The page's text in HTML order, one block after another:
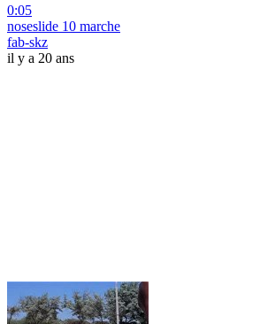
0:05
noseslide 10 marche
fab-skz
il y a 20 ans